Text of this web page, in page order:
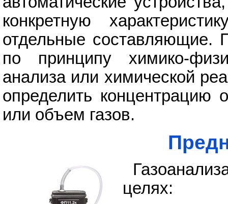
конкретную
отдельные составляющие.
по принципу химико-
анализа или химической
определить концентрацию
или объем газов.
целях: